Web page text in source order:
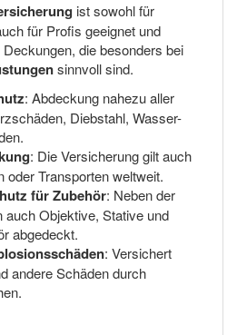
ist sowohl für
für Profis geeignet und
die besonders bei
sinnvoll sind.
: Abdeckung nahezu aller
Diebstahl, Wasser-
: Die Versicherung gilt auch
oder Transporten weltweit.
für Zubehör: Neben der
auch Objektive, Stative und
abgedeckt.
: Versichert
andere Schäden durch